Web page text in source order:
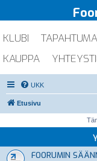
KLUBI
KAUPPA
UKK
Etusivu
FOORUMIN